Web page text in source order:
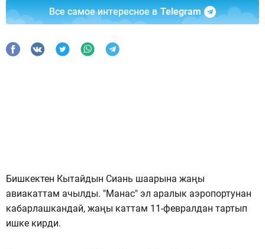
Все самое интересное в Telegram
Бишкектен Кытайдын Сиань шаарына жаңы
авиакаттам ачылды. "Манас" эл аралык аэропортунан
кабарлашкандай, жаңы каттам 11-февралдан тартып
ишке кирди.